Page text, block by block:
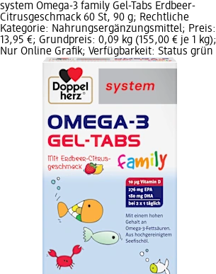
system Omega-3 family Gel-Tabs Erdbeer-
Citrusgeschmack 60 St, 90 g; Rechtliche
Kategorie: Nahrungsergänzungsmittel; Preis:
13,95 €; Grundpreis: 0,09 kg (155,00 € je 1 kg);
Nur Online Grafik; Verfügbarkeit: Status grün